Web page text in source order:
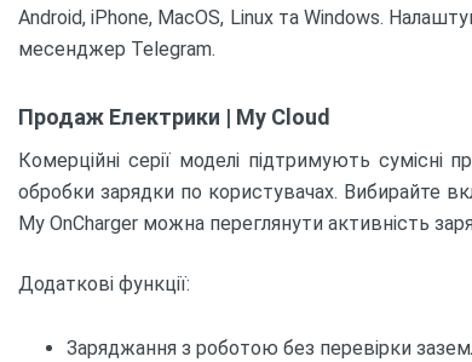
Android, iPhone, MacOS, Linux та Windows.
месенджер Telegram.
Продаж Електрики | My Cloud
Комерційні серії моделі підтримують сумісні
обробки зарядки по користувачах. Вибирайте
My OnCharger можна переглянути активність
Додаткові функції:
Заряджання з роботою без перевірки